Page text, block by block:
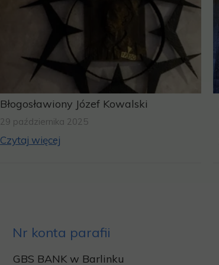
Błogosławiony Józef Kowalski
29 października 2025
Czytaj więcej
Nr konta parafii
GBS BANK w Barlinku